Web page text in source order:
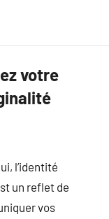
votre
l’identité
un reflet de
vos